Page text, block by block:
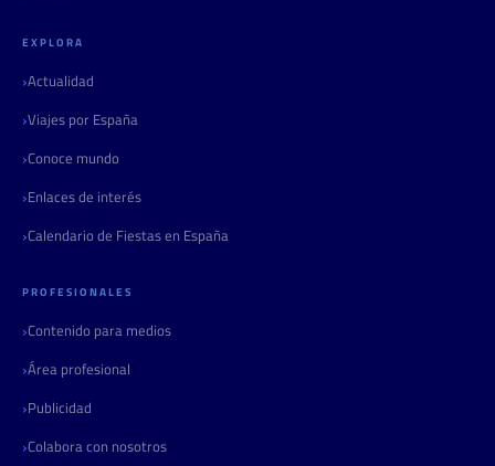
EXPLORA
Actualidad
Viajes por España
Conoce mundo
Enlaces de interés
Calendario de Fiestas en España
PROFESIONALES
Contenido para medios
Área profesional
Publicidad
Colabora con nosotros